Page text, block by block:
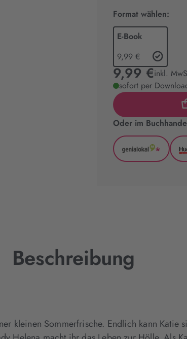
Format wählen:
E-Book
9,99 €
9,99 €inkl.
sofort per
Oder im
*
Beschreibung
kleinen Sommerfrische. Endlich kann Katie